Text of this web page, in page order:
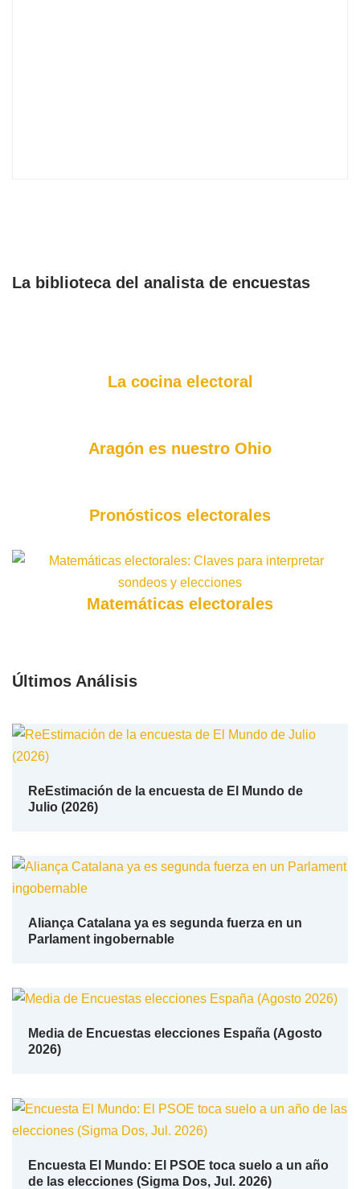
La biblioteca del analista de encuestas
La cocina electoral
Aragón es nuestro Ohio
Pronósticos electorales
Matemáticas electorales
Últimos Análisis
ReEstimación de la encuesta de El Mundo de
Julio (2026)
Aliança Catalana ya es segunda fuerza en un
Parlament ingobernable
Media de Encuestas elecciones España (Agosto
2026)
Encuesta El Mundo: El PSOE toca suelo a un año
de las elecciones (Sigma Dos, Jul. 2026)